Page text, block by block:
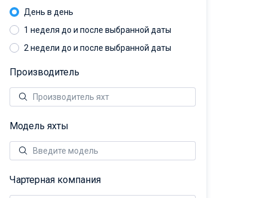
День в день
1 неделя до и после выбранной даты
2 недели до и после выбранной даты
Производитель
Модель яхты
Чартерная компания